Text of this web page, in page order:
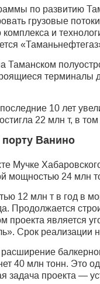
по развитию
грузовые
и
Таманском
терминалы
10 лет
22 млн т, в
Ванино
Мучке
мощностью 24 млн
12 млн т в год в
Продолжается
проекта является
Срок реализации
40 млн тонн. Это
задача проекта —